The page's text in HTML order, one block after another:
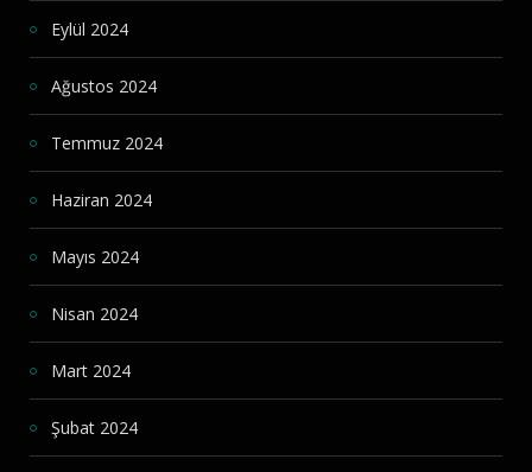
Eylül 2024
Ağustos 2024
Temmuz 2024
Haziran 2024
Mayıs 2024
Nisan 2024
Mart 2024
Şubat 2024